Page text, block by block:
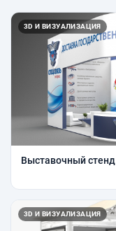
3D И ВИЗУАЛИЗАЦИЯ
Выставочный стенд
3D И ВИЗУАЛИЗАЦИЯ